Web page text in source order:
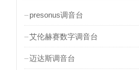
presonus调音台
艾伦赫赛数字调音台
迈达斯调音台